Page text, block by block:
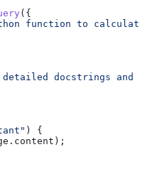
({
function to
detailed docstrings and
) {
. content );